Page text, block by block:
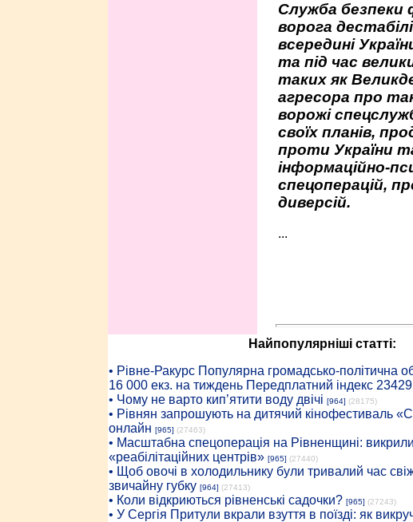
Служба безпеки
ворога
всередині
та під час
таких як
агресора про
ворожі
своїх планів,
проти України
інформаційно-
спецоперацій,
диверсій.
...
Найпопулярніші статті:
• Рiвне-Ракурс Популярна громадсько-політична
16 000 екз. на тиждень Передплатний індекс 23429
• Чому не варто кип’ятити воду двічі [964] (28175)
• Рівнян запрошують на дитячий кінофестиваль
онлайн [965] (27463)
• Масштабна спецоперація на Рівненщині:
«реабілітаційних центрів» [965] (27440)
• Щоб овочі в холодильнику були тривалий час
звичайну губку [964] (27413)
• Коли відкриються рівненські садочки? [965] (27243)
• У Сергія Притули вкрали взуття в поїзді: як